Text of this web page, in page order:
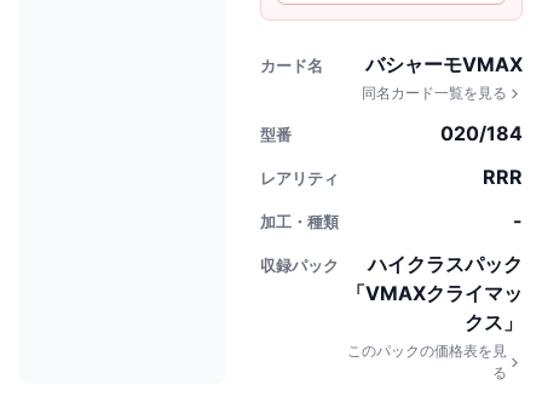
カード名 バシャーモVMAX
同名カード一覧を見る
型番 020/184
レアリティ RRR
加工・種類 -
収録パック
ハイクラスパック
「VMAXクライマッ
クス」
このパックの価格表を見
る